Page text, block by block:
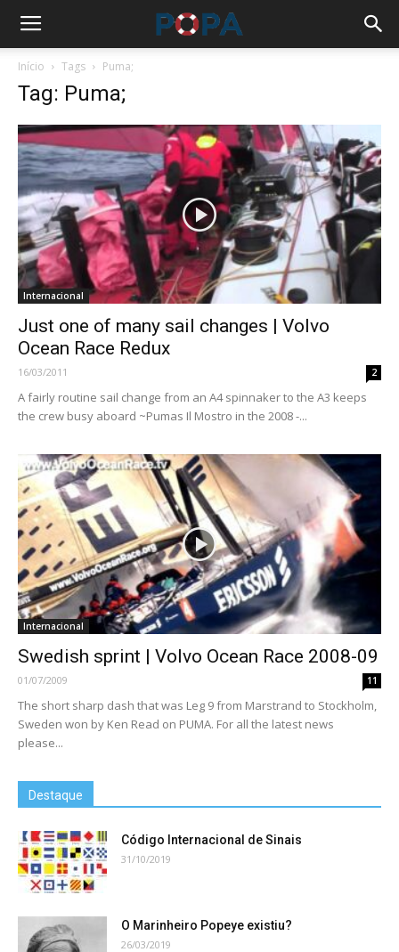
Início Tags Puma;
Tag: Puma;
Internacional
Just one of many sail changes | Volvo
Ocean Race Redux
16/03/2011 2
A fairly routine sail change from an A4 spinnaker to the A3 keeps
the crew busy aboard ~Pumas Il Mostro in the 2008 -...
Internacional
Swedish sprint | Volvo Ocean Race 2008-09
01/07/2009 11
The short sharp dash that was Leg 9 from Marstrand to Stockholm,
Sweden won by Ken Read on PUMA. For all the latest news
please...
Destaque
Código Internacional de Sinais
31/10/2019
O Marinheiro Popeye existiu?
26/03/2019